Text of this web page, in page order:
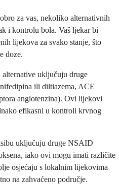
za vas, nekoliko alternativnih
i kontrolu bola. Vaš ljekar bi
lijekova za svako stanje, što
doze.
uključuju druge
ili diltiazema, ACE
angiotenzina). Ovi lijekovi
efikasni u kontroli krvnog
uključuju druge NSAID
iako ovi mogu imati različite
osjećaju s lokalnim lijekovima
na zahvaćeno područje.